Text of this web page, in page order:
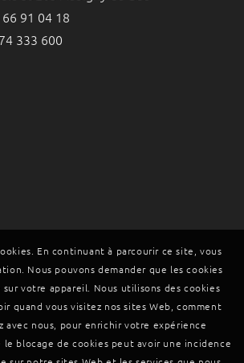
91 04 18
333 600
En continuant à parcourir ce site, vous
Nous pouvons demander que les cookies
votre appareil. Nous utilisons des cookies
quand vous visitez nos sites Web, comment
avec nous, pour enrichir votre expérience
blocage de cookies peut avoir une incidence